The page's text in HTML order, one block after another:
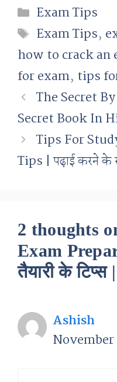
Categories
Exam Tips
Tags
Exam Tips,
how to crack an
for exam, tips
The Secret
Secret Book In
Tips For
Tips | पढ़ाई करने के
2 thoughts
Exam
तैयारी के टिप्स
Ashish
November